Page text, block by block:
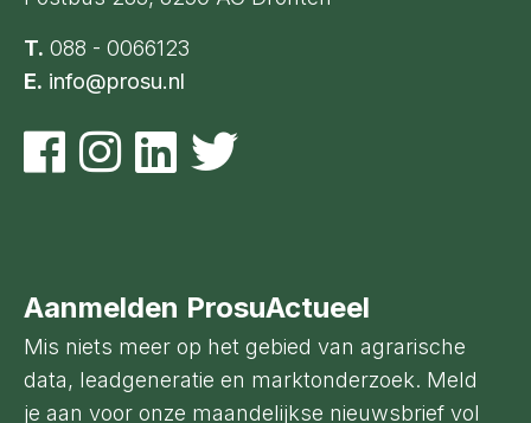
T. 088 - 0066123
E. info@prosu.nl
Aanmelden ProsuActueel
Mis niets meer op het gebied van agrarische
data, leadgeneratie en marktonderzoek. Meld
je aan voor onze maandelijkse nieuwsbrief vol